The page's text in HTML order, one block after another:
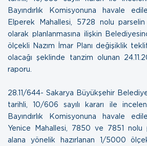
Bayındırlık Komisyonuna havale
Elperek Mahallesi, 5728 nolu
olarak planlanmasına ilişkin
ölçekli Nazım İmar Planı değişiklik
olacağı şeklinde tanzim olunan
raporu.
28.11/644- Sakarya Büyükşehir Belediye
tarihli, 10/606 sayılı kararı ile
Bayındırlık Komisyonuna havale
Yenice Mahallesi, 7850 ve 7851 nolu
alana yönelik hazırlanan 1/5000